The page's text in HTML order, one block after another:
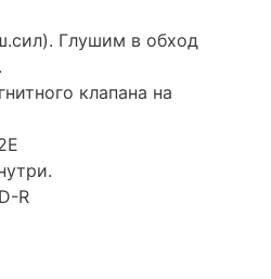
Глушим в обход
клапана на
R